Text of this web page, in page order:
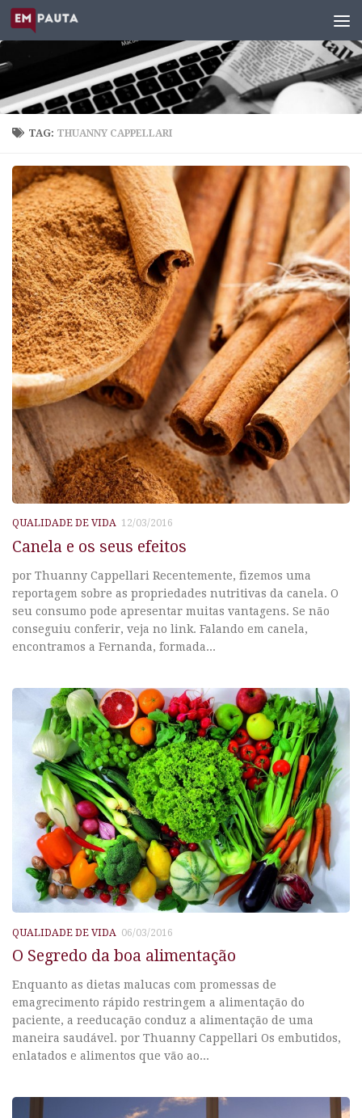
Skip to content
TAG: THUANNY CAPPELLARI
QUALIDADE DE VIDA 12/03/2016
Canela e os seus efeitos
por Thuanny Cappellari Recentemente, fizemos uma
reportagem sobre as propriedades nutritivas da canela. O
seu consumo pode apresentar muitas vantagens. Se não
conseguiu conferir, veja no link. Falando em canela,
encontramos a Fernanda, formada...
QUALIDADE DE VIDA 06/03/2016
O Segredo da boa alimentação
Enquanto as dietas malucas com promessas de
emagrecimento rápido restringem a alimentação do
paciente, a reeducação conduz a alimentação de uma
maneira saudável. por Thuanny Cappellari Os embutidos,
enlatados e alimentos que vão ao...